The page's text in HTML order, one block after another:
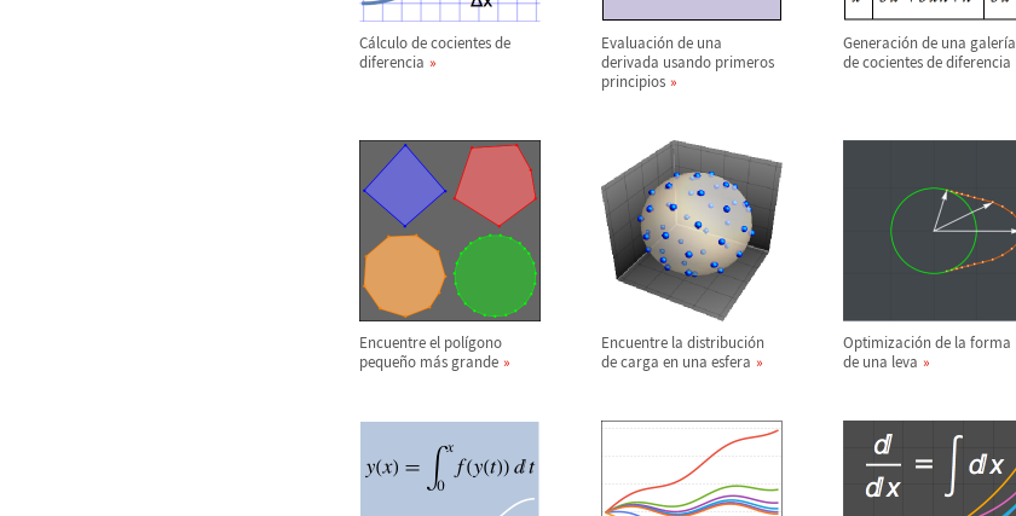
Cálculo de cocientes de
diferencia
Evaluación de una
derivada usando primeros
principios
Generación de una galería
de cocientes de diferencia
Encuentre el polígono
pequeño más grande
Encuentre la distribución
de carga en una esfera
Optimización de la forma
de una leva